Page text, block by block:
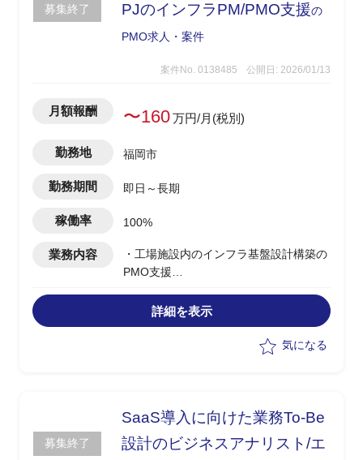
募集終了
PJのインフラPM/PMO支援の
PMO求人・案件
案件No. 0138485 公開日: 2026/01/13
月額報酬 〜160万円/月(税別)
勤務地 福岡市
勤務期間 即日～長期
稼働率 100%
業務内容
・工場施設内のインフラ基盤設計構築の
PMO支援
・進捗管理、課題管理
・中国語や英語を活かし、クライアント
詳細を表示
気になる
募集終了
SaaS導入に向けた業務To-Be
設計のビジネスアナリスト/エ